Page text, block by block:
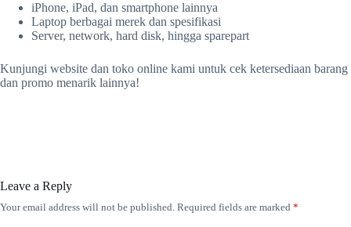
iPhone, iPad, dan smartphone lainnya
Laptop berbagai merek dan spesifikasi
Server, network, hard disk, hingga sparepart
Kunjungi website dan toko online kami untuk cek ketersediaan barang
dan promo menarik lainnya!
Leave a Reply
Your email address will not be published. Required fields are marked *